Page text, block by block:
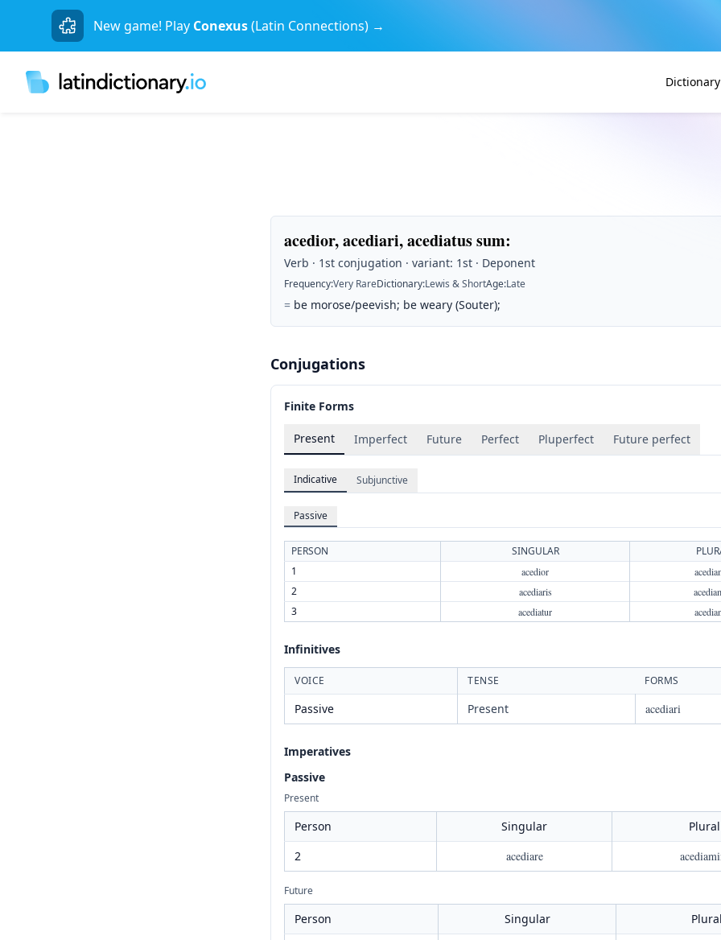
New game! Play Conexus(Latin Connections) →
Dictionary
acedior, acediari, acediatus sum:
Verb · 1st conjugation · variant: 1st · Deponent
Frequency:Very RareDictionary:Lewis & ShortAge:Late
= be morose/peevish; be weary (Souter);
Conjugations
Finite Forms
Present Imperfect Future Perfect Pluperfect Future perfect
Indicative Subjunctive
Passive
PERSON SINGULAR
1
acedior
2 acediaris
3 acediatur
Infinitives
VOICE TENSE FORMS
Passive Present acediari
Imperatives
Passive
Present
Person Singular
Plural
2
acediare
Future
Person Singular